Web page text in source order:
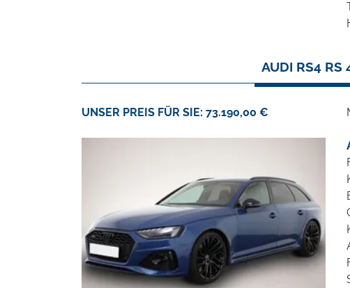
AUDI RS4 RS
UNSER PREIS FÜR SIE: 73.190,00 €